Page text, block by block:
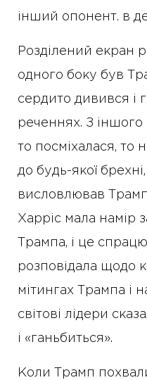
інший опонент. в
Розділений екран
одного боку був
сердито дивився і
реченнях. З іншого
то посміхалася, то
до будь-якої
висловлював
Харріс мала намір
Трампа, і це
розповідала щодо
мітингах Трампа і
світові лідери
і «ганьбиться».
Коли Трамп